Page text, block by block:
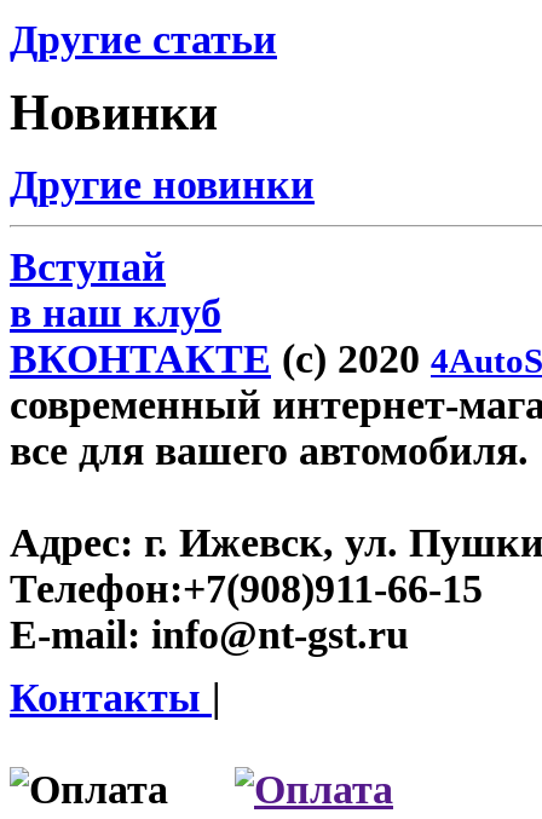
Другие статьи
Новинки
Другие новинки
Вступай
в наш клуб
ВКОНТАКТЕ (c) 2020
современный интернет-
все для вашего автомобиля.
Адрес: г. Ижевск, ул.
Телефон:+7(908)911-66-15
E-mail: info@nt-gst.ru
Контакты |